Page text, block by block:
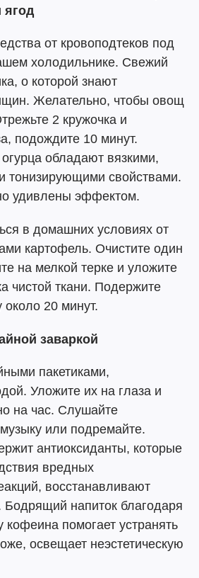
ягод
от кровоподтеков под
холодильнике. Свежий
о которой знают
Желательно, чтобы овощ
2 кружочка и
подождите 10 минут.
обладают вязкими,
тонизирующими свойствами.
удивлены эффектом.
в домашних условиях от
картофель. Очистите один
на мелкой терке и уложите
чистой ткани. Подержите
20 минут.
заваркой
пакетиками,
Уложите их на глаза и
на час. Слушайте
или подремайте.
антиоксиданты, которые
вредных
восстанавливают
напиток благодаря
помогает устранять
освещает неэстетическую